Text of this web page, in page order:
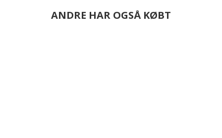
ANDRE HAR OGSÅ KØBT